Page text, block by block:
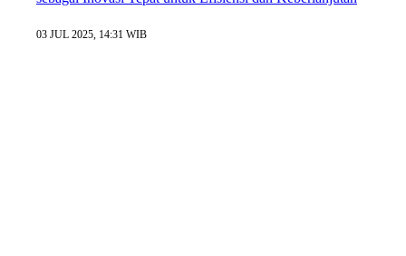
03 JUL 2025, 14:31 WIB